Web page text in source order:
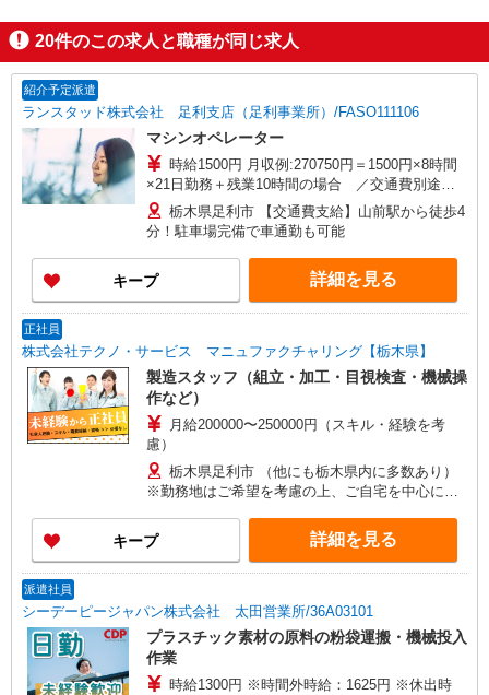
20件のこの求人と職種が同じ求人
紹介予定派遣
ランスタッド株式会社 足利支店（足利事業所）/FASO111106
マシンオペレーター
時給1500円 月収例:270750円＝1500円×8時間
×21日勤務＋残業10時間の場合 ／交通費別途支
給 ※交通費実費支給／当社規定あり。
栃木県足利市 【交通費支給】山前駅から徒歩4
分！駐車場完備で車通勤も可能
キープ 詳細を見る
正社員
株式会社テクノ・サービス マニュファクチャリング【栃木県】
製造スタッフ（組立・加工・目視検査・機械操
作など）
月給200000〜250000円（スキル・経験を考
慮）
栃木県足利市 （他にも栃木県内に多数あり）
※勤務地はご希望を考慮の上、ご自宅を中心に通
し）
キープ 詳細を見る
派遣社員
シーデーピージャパン株式会社 太田営業所/36A03101
プラスチック素材の原料の粉袋運搬・機械投入
作業
時給1300円 ※時間外時給：1625円 ※休出時